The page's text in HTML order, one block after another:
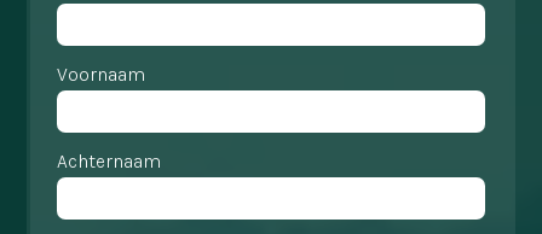
Voornaam
Achternaam